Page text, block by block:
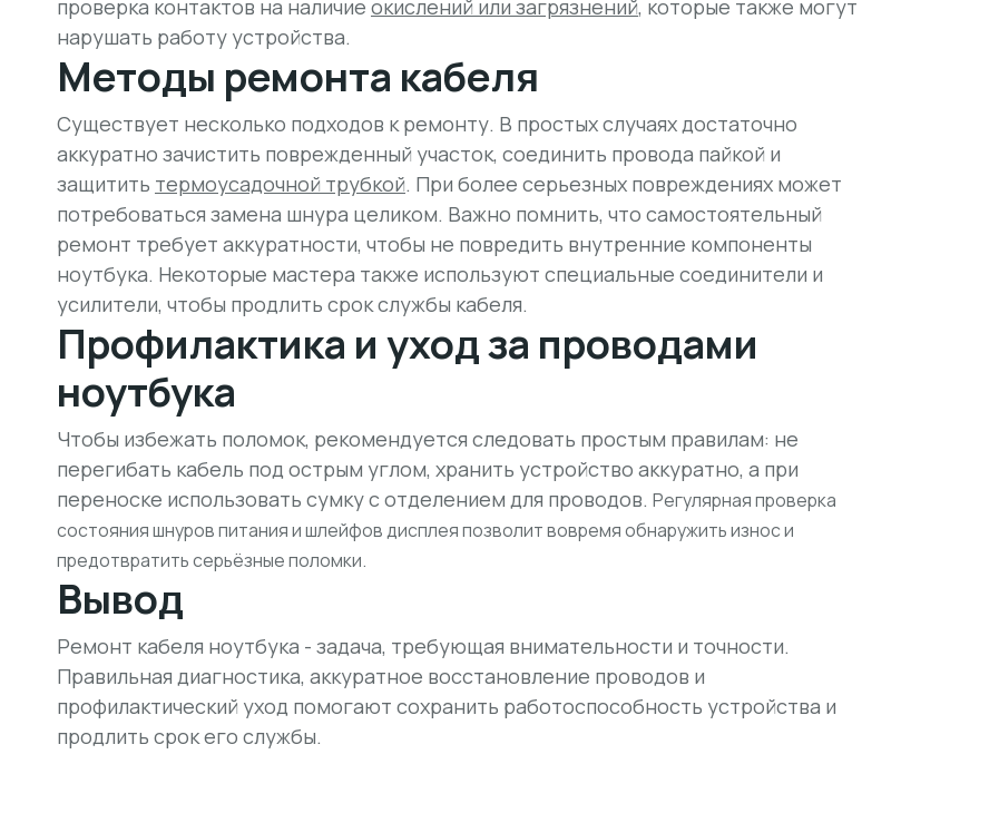
проверка контактов на наличие окислений или загрязнений, которые также могут
нарушать работу устройства.
Методы ремонта кабеля
Существует несколько подходов к ремонту. В простых случаях достаточно
аккуратно зачистить поврежденный участок, соединить провода пайкой и
защитить термоусадочной трубкой. При более серьезных повреждениях может
потребоваться замена шнура целиком. Важно помнить, что самостоятельный
ремонт требует аккуратности, чтобы не повредить внутренние компоненты
ноутбука. Некоторые мастера также используют специальные соединители и
усилители, чтобы продлить срок службы кабеля.
Профилактика и уход за проводами
ноутбука
Чтобы избежать поломок, рекомендуется следовать простым правилам: не
перегибать кабель под острым углом, хранить устройство аккуратно, а при
переноске использовать сумку с отделением для проводов. Регулярная проверка
состояния шнуров питания и шлейфов дисплея позволит вовремя обнаружить износ и
предотвратить серьёзные поломки.
Вывод
Ремонт кабеля ноутбука - задача, требующая внимательности и точности.
Правильная диагностика, аккуратное восстановление проводов и
профилактический уход помогают сохранить работоспособность устройства и
продлить срок его службы.